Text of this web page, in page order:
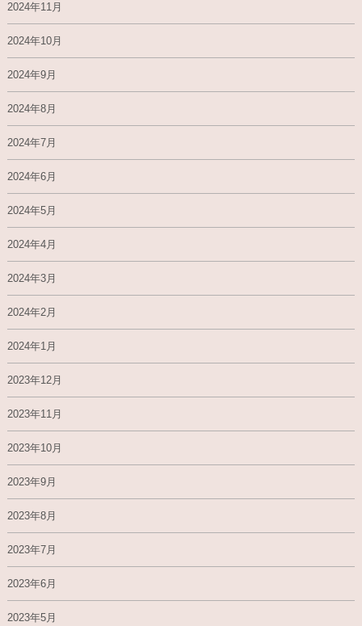
2024年11月
2024年10月
2024年9月
2024年8月
2024年7月
2024年6月
2024年5月
2024年4月
2024年3月
2024年2月
2024年1月
2023年12月
2023年11月
2023年10月
2023年9月
2023年8月
2023年7月
2023年6月
2023年5月